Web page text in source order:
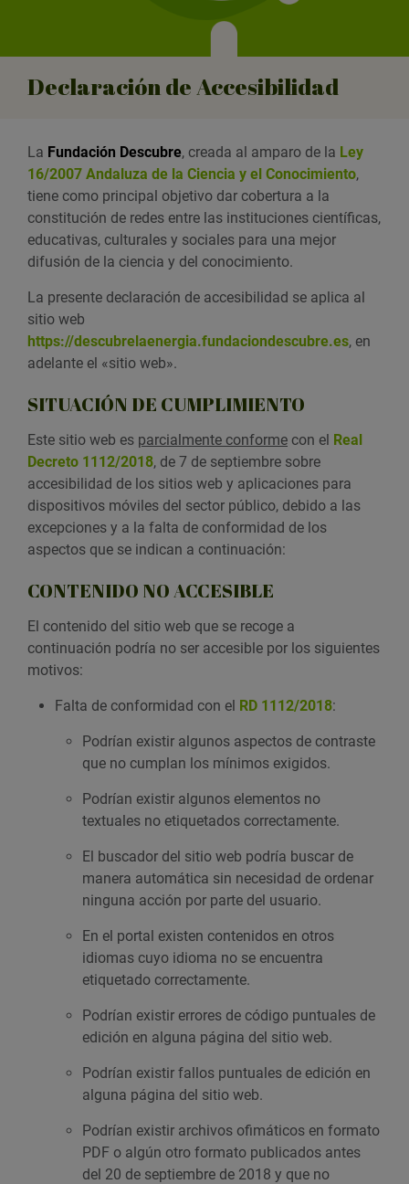
Declaración de Accesibilidad
La Fundación Descubre, creada al amparo de la Ley
16/2007 Andaluza de la Ciencia y el Conocimiento,
tiene como principal objetivo dar cobertura a la
constitución de redes entre las instituciones científicas,
educativas, culturales y sociales para una mejor
difusión de la ciencia y del conocimiento.
La presente declaración de accesibilidad se aplica al
sitio web
https://descubrelaenergia.fundaciondescubre.es, en
adelante el «sitio web».
SITUACIÓN DE CUMPLIMIENTO
Este sitio web es parcialmente conforme con el Real
Decreto 1112/2018, de 7 de septiembre sobre
accesibilidad de los sitios web y aplicaciones para
dispositivos móviles del sector público, debido a las
excepciones y a la falta de conformidad de los
aspectos que se indican a continuación:
CONTENIDO NO ACCESIBLE
El contenido del sitio web que se recoge a
continuación podría no ser accesible por los siguientes
motivos:
Falta de conformidad con el RD 1112/2018:
Podrían existir algunos aspectos de contraste
que no cumplan los mínimos exigidos.
Podrían existir algunos elementos no
textuales no etiquetados correctamente.
El buscador del sitio web podría buscar de
manera automática sin necesidad de ordenar
ninguna acción por parte del usuario.
En el portal existen contenidos en otros
idiomas cuyo idioma no se encuentra
etiquetado correctamente.
Podrían existir errores de código puntuales de
edición en alguna página del sitio web.
Podrían existir fallos puntuales de edición en
alguna página del sitio web.
Podrían existir archivos ofimáticos en formato
PDF o algún otro formato publicados antes
del 20 de septiembre de 2018 y que no